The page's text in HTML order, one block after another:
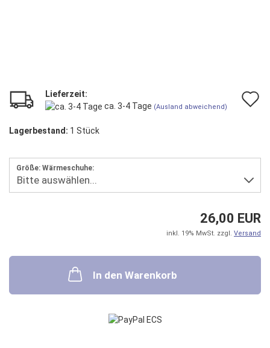
Lieferzeit:
ca. 3-4 Tage (Ausland abweichend)
Lagerbestand: 1 Stück
Größe: Wärmeschuhe:
26,00 EUR
inkl. 19% MwSt. zzgl. Versand
In den Warenkorb